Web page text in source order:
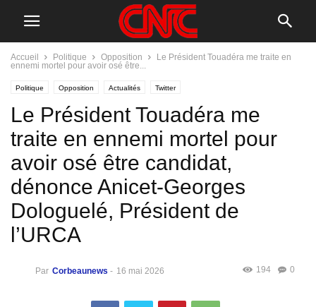
Accueil Politique Opposition
Le Président Touadéra me traite en
ennemi mortel pour avoir osé être...
Politique Opposition Actualités Twitter
Le Président Touadéra me
traite en ennemi mortel pour
avoir osé être candidat,
dénonce Anicet-Georges
Dologuelé, Président de
l’URCA
Par Corbeaunews - 16 mai 2026 0
194